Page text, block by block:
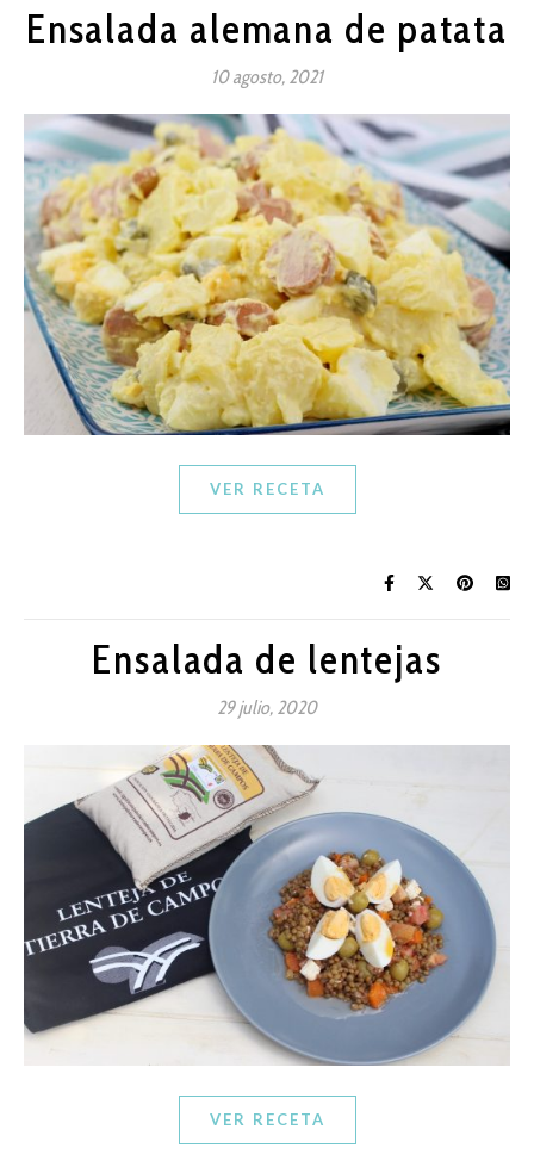
Ensalada alemana de patata
10 agosto, 2021
VER RECETA
Ensalada de lentejas
29 julio, 2020
VER RECETA